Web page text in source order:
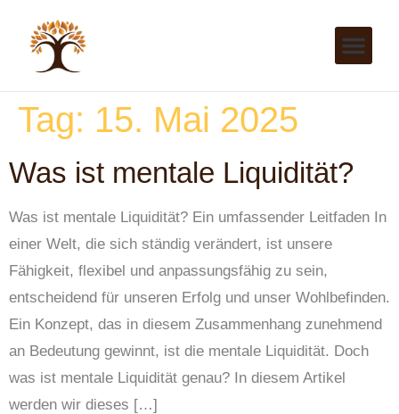
Tag: 15. Mai 2025
Was ist mentale Liquidität?
Was ist mentale Liquidität? Ein umfassender Leitfaden In
einer Welt, die sich ständig verändert, ist unsere
Fähigkeit, flexibel und anpassungsfähig zu sein,
entscheidend für unseren Erfolg und unser Wohlbefinden.
Ein Konzept, das in diesem Zusammenhang zunehmend
an Bedeutung gewinnt, ist die mentale Liquidität. Doch
was ist mentale Liquidität genau? In diesem Artikel
werden wir dieses […]